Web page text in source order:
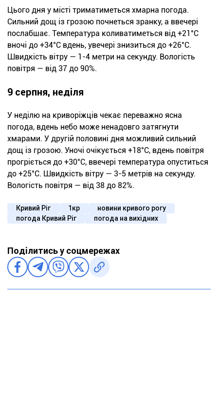
Цього дня у місті триматиметься хмарна погода.
Сильний дощ із грозою почнеться зранку, а ввечері
послабшає. Температура коливатиметься від +21°С
вночі до +34°С вдень, увечері знизиться до +26°С.
Швидкість вітру — 1-4 метри на секунду. Вологість
повітря — від 37 до 90%.
9 серпня, неділя
У неділю на криворіжців чекає переважно ясна
погода, вдень небо може ненадовго затягнути
хмарами. У другій половині дня можливий сильний
дощ із грозою. Уночі очікується +18°С, вдень повітря
прогріється до +30°С, ввечері температура опуститься
до +25°С. Швидкість вітру — 3-5 метрів на секунду.
Вологість повітря — від 38 до 82%.
Кривий Ріг 1кр
новини кривого рогу
погода Кривий Ріг
погода на вихідних
Поділитись у соцмережах